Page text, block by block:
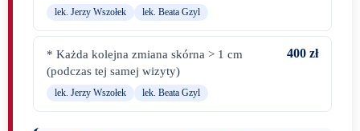
lek. Jerzy Wszołek lek. Beata Gzyl
* Każda kolejna zmiana skórna > 1 cm
(podczas tej samej wizyty)
lek. Jerzy Wszołek lek. Beata Gzyl
400 zł